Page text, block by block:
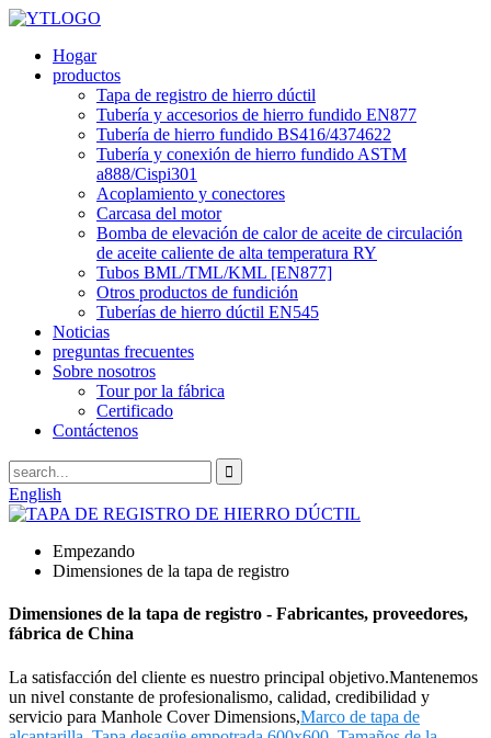
Hogar
productos
Tapa de registro de hierro dúctil
Tubería y accesorios de hierro fundido EN877
Tubería de hierro fundido BS416/4374622
Tubería y conexión de hierro fundido ASTM
a888/Cispi301
Acoplamiento y conectores
Carcasa del motor
Bomba de elevación de calor de aceite de circulación
de aceite caliente de alta temperatura RY
Tubos BML/TML/KML [EN877]
Otros productos de fundición
Tuberías de hierro dúctil EN545
Noticias
preguntas frecuentes
Sobre nosotros
Tour por la fábrica
Certificado
Contáctenos
English
Empezando
Dimensiones de la tapa de registro
Dimensiones de la tapa de registro - Fabricantes, proveedores,
fábrica de China
La satisfacción del cliente es nuestro principal objetivo.Mantenemos
un nivel constante de profesionalismo, calidad, credibilidad y
servicio para Manhole Cover Dimensions,Marco de tapa de